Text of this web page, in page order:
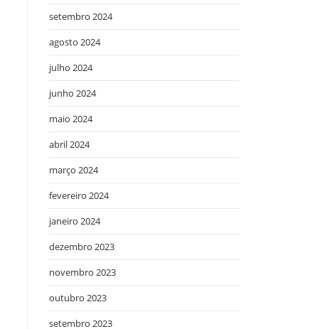
setembro 2024
agosto 2024
julho 2024
junho 2024
maio 2024
abril 2024
março 2024
fevereiro 2024
janeiro 2024
dezembro 2023
novembro 2023
outubro 2023
setembro 2023